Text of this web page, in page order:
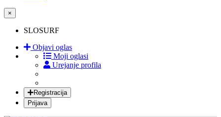
×
SLOSURF
Objavi oglas
Moji oglasi
Urejanje profila
Registracija
Prijava